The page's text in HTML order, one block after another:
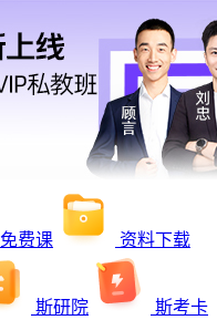
免费课 资料下载
斯研院 斯考卡